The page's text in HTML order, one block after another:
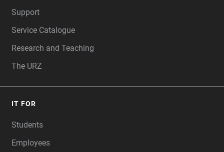
Support
Service Catalogue
Research and Teaching
The URZ
IT FOR
Students
Employees